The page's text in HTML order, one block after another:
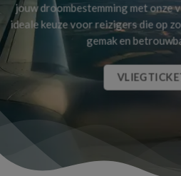
jouw droombestemming met
ideale keuze voor reizigers die op
gemak en